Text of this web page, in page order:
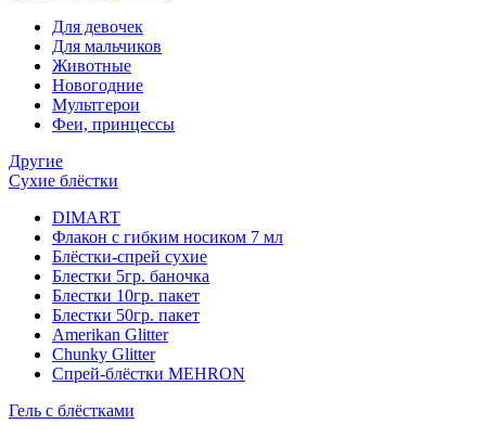
Для девочек
Для мальчиков
Животные
Новогодние
Мультгерои
Феи, принцессы
Другие
Сухие блёстки
DIMART
Флакон с гибким носиком 7 мл
Блёстки-спрей сухие
Блестки 5гр. баночка
Блестки 10гр. пакет
Блестки 50гр. пакет
Amerikan Glitter
Chunky Glitter
Спрей-блёстки MEHRON
Гель с блёстками